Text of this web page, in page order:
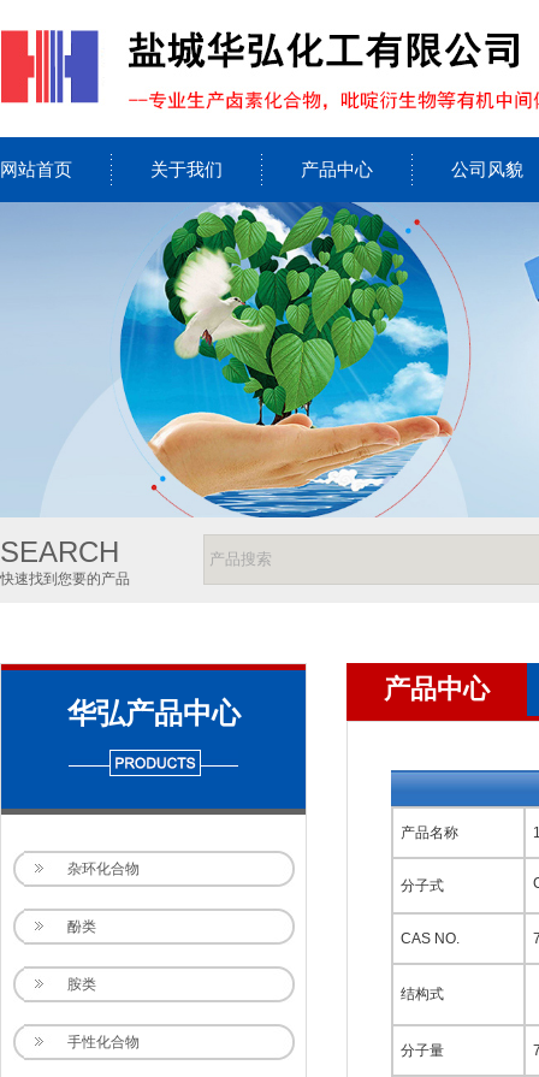
网站首页 关于我们 产品中心 公司风貌
SEARCH
快速找到您要的产品
华弘产品中心
杂环化合物
酚类
胺类
手性化合物
产品中心
产品名称
分子式
CAS NO.
结构式
分子量